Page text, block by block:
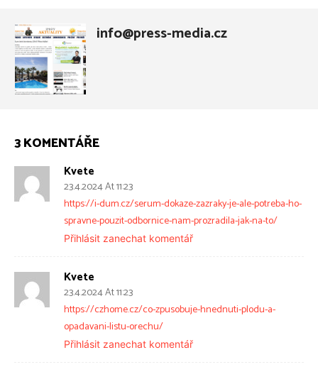
info@press-media.cz
3 KOMENTÁŘE
Kvete
23.4.2024 At 11:23
https://i-dum.cz/serum-dokaze-zazraky-je-ale-potreba-ho-
spravne-pouzit-odbornice-nam-prozradila-jak-na-to/
Přihlásit zanechat komentář
Kvete
23.4.2024 At 11:23
https://czhome.cz/co-zpusobuje-hnednuti-plodu-a-
opadavani-listu-orechu/
Přihlásit zanechat komentář